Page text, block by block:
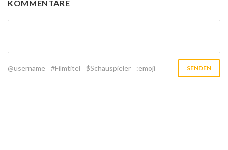
KOMMENTARE
@username #Filmtitel $Schauspieler :emoji